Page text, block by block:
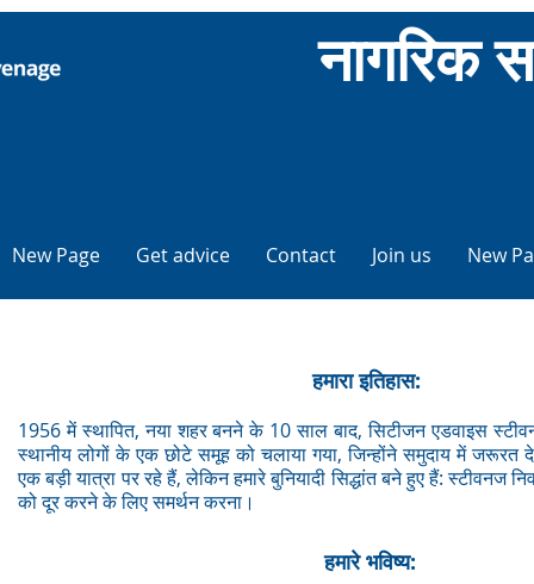
नागरिक
New Page Get advice Contact Join us New
हमारा इतिहास:
1956 में स्थापित, नया शहर बनने के 10 साल बाद, सिटीजन एडवाइस
स्थानीय लोगों के एक छोटे समूह को चलाया गया, जिन्होंने समुदाय में जरूरत
एक बड़ी यात्रा पर रहे हैं, लेकिन हमारे बुनियादी सिद्धांत बने हुए हैं: स्टीवनज
को दूर करने के लिए समर्थन करना।
हमारे भविष्य: